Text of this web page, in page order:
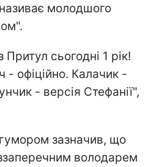
молодшого
сьогодні 1 рік!
- офіційно. Калачик -
- версія Стефанії",
зазначив, що
володарем